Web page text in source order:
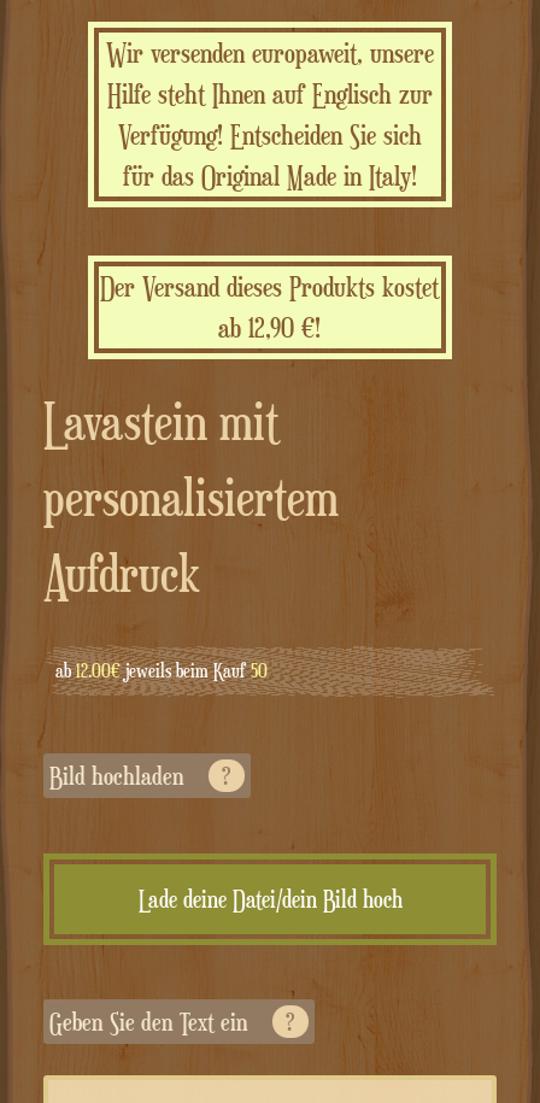
Wir versenden europaweit, unsere
Hilfe steht Ihnen auf Englisch zur
Verfügung! Entscheiden Sie sich
für das Original Made in Italy!
Der Versand dieses Produkts kostet
ab 12,90 €!
Lavastein mit
personalisiertem
Aufdruck
ab12.00€jeweils beim Kauf50
Bild hochladen ?
Lade deine Datei/dein Bild hoch
Geben Sie den Text ein ?